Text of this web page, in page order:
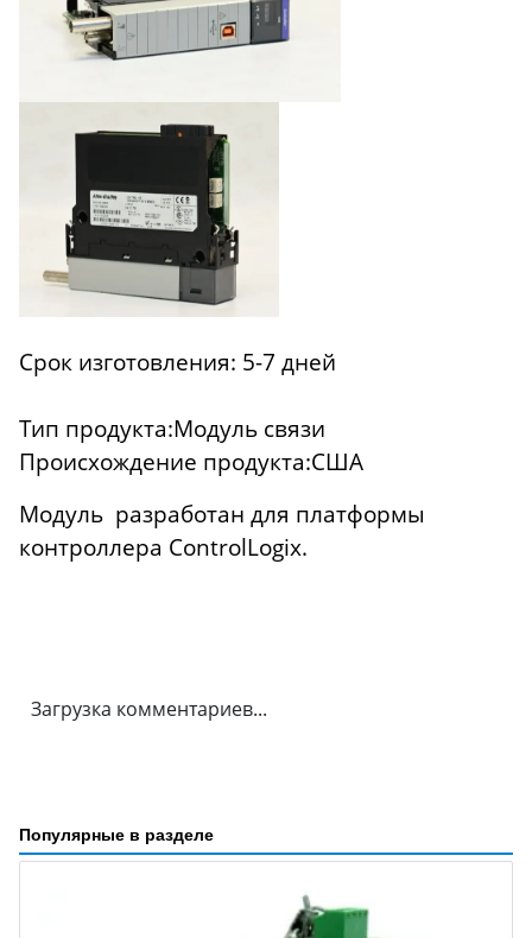
Срок изготовления: 5-7 дней
Тип продукта:Модуль связи
Происхождение продукта:США
Модуль разработан для платформы
контроллера ControlLogix.
Загрузка комментариев...
Популярные в разделе